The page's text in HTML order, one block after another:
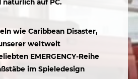
natürlich auf PC.
wie Caribbean Disaster,
weltweit
EMERGENCY-Reihe
im Spieledesign